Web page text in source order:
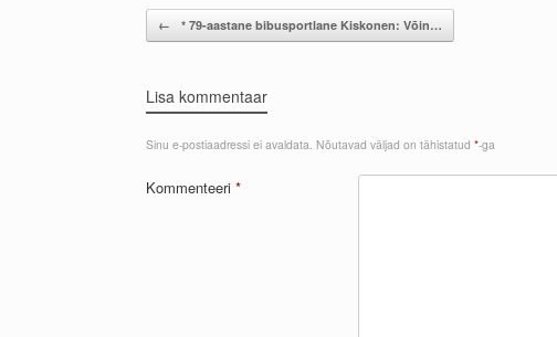
Post navigation
← * 79-aastane bibusportlane Kiskonen: Võin…
Lisa kommentaar
Sinu e-postiaadressi ei avaldata. Nõutavad väljad on tähistatud *-ga
Kommenteeri *